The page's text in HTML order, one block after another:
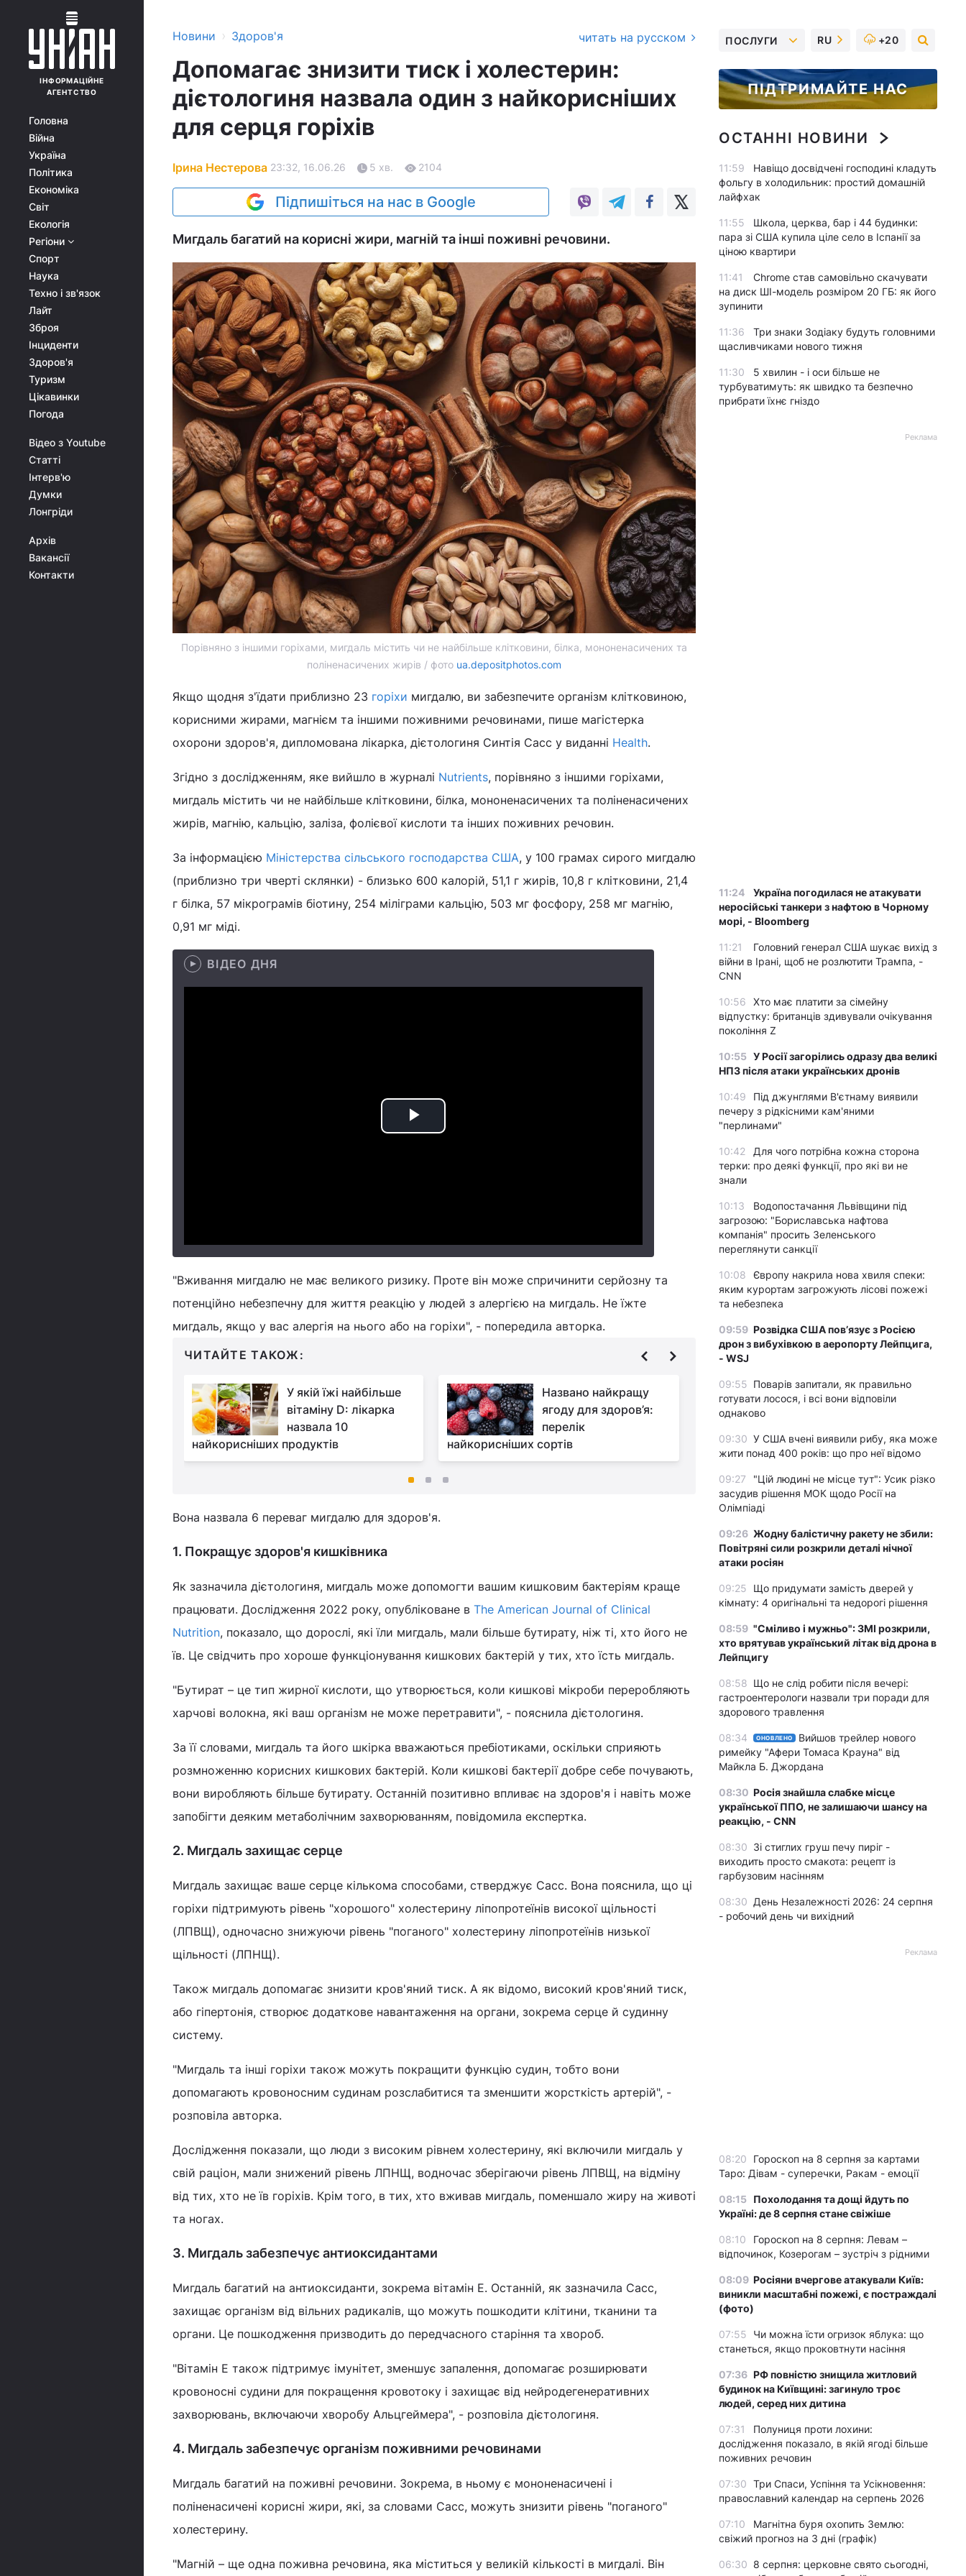
ІНФОРМАЦІЙНЕ
АГЕНТСТВО
Головна
Війна
Україна
Політика
Економіка
Світ
Екологія
Регіони
Спорт
Наука
Техно і зв'язок
Лайт
Зброя
Інциденти
Здоров'я
Туризм
Цікавинки
Погода
Відео з Youtube
Статті
Інтерв'ю
Думки
Лонгріди
Архів
Вакансії
Контакти
Новини › Здоров'я читать на русском
Допомагає знизити тиск і холестерин:
дієтологиня назвала один з найкорисніших
для серця горіхів
Ірина Нестерова 23:32, 16.06.26 5 хв. 2104
Підпишіться на нас в Google
Мигдаль багатий на корисні жири, магній та інші поживні речовини.
Порівняно з іншими горіхами, мигдаль містить чи не найбільше клітковини, білка, мононенасичених та
поліненасичених жирів / фото ua.depositphotos.com
Якщо щодня з'їдати приблизно 23 горіхи мигдалю, ви забезпечите організм клітковиною,
корисними жирами, магнієм та іншими поживними речовинами, пише магістерка
охорони здоров'я, дипломована лікарка, дієтологиня Синтія Сасс у виданні Health.
Згідно з дослідженням, яке вийшло в журналі Nutrients, порівняно з іншими горіхами,
мигдаль містить чи не найбільше клітковини, білка, мононенасичених та поліненасичених
жирів, магнію, кальцію, заліза, фолієвої кислоти та інших поживних речовин.
За інформацією Міністерства сільського господарства США, у 100 грамах сирого мигдалю
(приблизно три чверті склянки) - близько 600 калорій, 51,1 г жирів, 10,8 г клітковини, 21,4
г білка, 57 мікрограмів біотину, 254 міліграми кальцію, 503 мг фосфору, 258 мг магнію,
0,91 мг міді.
ВІДЕО ДНЯ
Play
"Вживання мигдалю не має великого ризику. Проте він може спричинити серйозну та
потенційно небезпечну для життя реакцію у людей з алергією на мигдаль. Не їжте
мигдаль, якщо у вас алергія на нього або на горіхи", - попередила авторка.
ЧИТАЙТЕ ТАКОЖ:
У якій їжі найбільше
вітаміну D: лікарка
назвала 10
найкорисніших продуктів
Названо найкращу
ягоду для здоров’я:
перелік
найкорисніших сортів
Що знижує тиск, крім
корисних напоїв
Вона назвала 6 переваг мигдалю для здоров'я.
1. Покращує здоров'я кишківника
Як зазначила дієтологиня, мигдаль може допомогти вашим кишковим бактеріям краще
працювати. Дослідження 2022 року, опубліковане в The American Journal of Clinical
Nutrition, показало, що дорослі, які їли мигдаль, мали більше бутирату, ніж ті, хто його не
їв. Це свідчить про хороше функціонування кишкових бактерій у тих, хто їсть мигдаль.
"Бутират – це тип жирної кислоти, що утворюється, коли кишкові мікроби переробляють
харчові волокна, які ваш організм не може перетравити", - пояснила дієтологиня.
За її словами, мигдаль та його шкірка вважаються пребіотиками, оскільки сприяють
розмноженню корисних кишкових бактерій. Коли кишкові бактерії добре себе почувають,
вони виробляють більше бутирату. Останній позитивно впливає на здоров'я і навіть може
запобігти деяким метаболічним захворюванням, повідомила експертка.
2. Мигдаль захищає серце
Мигдаль захищає ваше серце кількома способами, стверджує Сасс. Вона пояснила, що ці
горіхи підтримують рівень "хорошого" холестерину ліпопротеїнів високої щільності
(ЛПВЩ), одночасно знижуючи рівень "поганого" холестерину ліпопротеїнів низької
щільності (ЛПНЩ).
Також мигдаль допомагає знизити кров'яний тиск. А як відомо, високий кров'яний тиск,
або гіпертонія, створює додаткове навантаження на органи, зокрема серце й судинну
систему.
"Мигдаль та інші горіхи також можуть покращити функцію судин, тобто вони
допомагають кровоносним судинам розслабитися та зменшити жорсткість артерій", -
розповіла авторка.
Дослідження показали, що люди з високим рівнем холестерину, які включили мигдаль у
свій раціон, мали знижений рівень ЛПНЩ, водночас зберігаючи рівень ЛПВЩ, на відміну
від тих, хто не їв горіхів. Крім того, в тих, хто вживав мигдаль, поменшало жиру на животі
та ногах.
3. Мигдаль забезпечує антиоксидантами
Мигдаль багатий на антиоксиданти, зокрема вітамін Е. Останній, як зазначила Сасс,
захищає організм від вільних радикалів, що можуть пошкодити клітини, тканини та
органи. Це пошкодження призводить до передчасного старіння та хвороб.
"Вітамін Е також підтримує імунітет, зменшує запалення, допомагає розширювати
кровоносні судини для покращення кровотоку і захищає від нейродегенеративних
захворювань, включаючи хворобу Альцгеймера", - розповіла дієтологиня.
4. Мигдаль забезпечує організм поживними речовинами
Мигдаль багатий на поживні речовини. Зокрема, в ньому є мононенасичені і
поліненасичені корисні жири, які, за словами Сасс, можуть знизити рівень "поганого"
холестерину.
"Магній – ще одна поживна речовина, яка міститься у великій кількості в мигдалі. Він
ПОСЛУГИ RU +20
ПІДТРИМАЙТЕ НАС
ОСТАННІ НОВИНИ
11:59
Навіщо досвідчені господині кладуть
фольгу в холодильник: простий домашній
лайфхак
11:55
Школа, церква, бар і 44 будинки:
пара зі США купила ціле село в Іспанії за
ціною квартири
11:41
Chrome став самовільно скачувати
на диск ШІ-модель розміром 20 ГБ: як його
зупинити
11:36
Три знаки Зодіаку будуть головними
щасливчиками нового тижня
11:30
5 хвилин - і оси більше не
турбуватимуть: як швидко та безпечно
прибрати їхнє гніздо
Реклама
11:24
Україна погодилася не атакувати
неросійські танкери з нафтою в Чорному
морі, - Bloomberg
11:21
Головний генерал США шукає вихід з
війни в Ірані, щоб не розлютити Трампа, -
CNN
10:56
Хто має платити за сімейну
відпустку: британців здивували очікування
покоління Z
10:55 У Росії загорілись одразу два великі
НПЗ після атаки українських дронів
10:49
Під джунглями В'єтнаму виявили
печеру з рідкісними кам'яними
"перлинами"
10:42
Для чого потрібна кожна сторона
терки: про деякі функції, про які ви не
знали
10:13
Водопостачання Львівщини під
загрозою: "Бориславська нафтова
компанія" просить Зеленського
переглянути санкції
10:08
Європу накрила нова хвиля спеки:
яким курортам загрожують лісові пожежі
та небезпека
09:59 Розвідка США пов’язує з Росією
дрон з вибухівкою в аеропорту Лейпцига,
- WSJ
09:55 Поварів запитали, як правильно
готувати лосося, і всі вони відповіли
однаково
09:30 У США вчені виявили рибу, яка може
жити понад 400 років: що про неї відомо
09:27
"Цій людині не місце тут": Усик різко
засудив рішення МОК щодо Росії на
Олімпіаді
09:26 Жодну балістичну ракету не збили:
Повітряні сили розкрили деталі нічної
атаки росіян
09:25
Що придумати замість дверей у
кімнату: 4 оригінальні та недорогі рішення
08:59 "Сміливо і мужньо": ЗМІ розкрили,
хто врятував український літак від дрона в
Лейпцигу
08:58 Що не слід робити після вечері:
гастроентерологи назвали три поради для
здорового травлення
08:34 ОНОВЛЕНО
Вийшов трейлер нового
римейку "Афери Томаса Крауна" від
Майкла Б. Джордана
08:30 Росія знайшла слабке місце
української ППО, не залишаючи шансу на
реакцію, - CNN
08:30 Зі стиглих груш печу пиріг -
виходить просто смакота: рецепт із
гарбузовим насінням
08:30 День Незалежності 2026: 24 серпня
- робочий день чи вихідний
Реклама
08:20
Гороскоп на 8 серпня за картами
Таро: Дівам - суперечки, Ракам - емоції
08:15 Похолодання та дощі йдуть по
Україні: де 8 серпня стане свіжіше
08:10
Гороскоп на 8 серпня: Левам –
відпочинок, Козерогам – зустріч з рідними
08:09 Росіяни вчергове атакували Київ:
виникли масштабні пожежі, є постраждалі
(фото)
07:55
Чи можна їсти огризок яблука: що
станеться, якщо проковтнути насіння
07:36 РФ повністю знищила житловий
будинок на Київщині: загинуло троє
людей, серед них дитина
07:31
Полуниця проти лохини:
дослідження показало, в якій ягоді більше
поживних речовин
07:30 Три Спаси, Успіння та Усікновення:
православний календар на серпень 2026
07:10
Магнітна буря охопить Землю:
свіжий прогноз на 3 дні (графік)
06:30 8 серпня: церковне свято сьогодні,